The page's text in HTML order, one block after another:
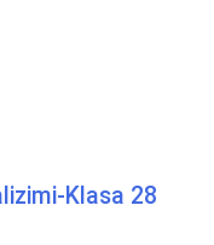
Klasa 28